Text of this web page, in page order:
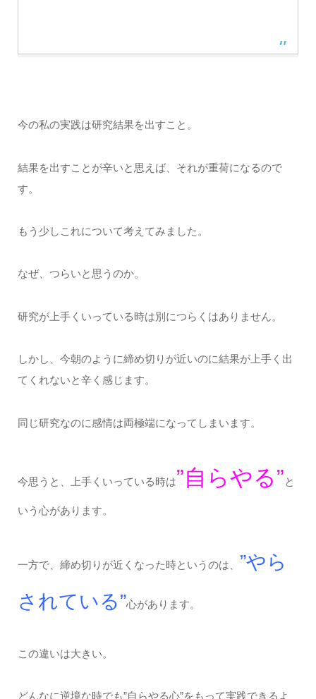
今の私の実践は研究結果を出すこと。
結果を出すことが辛いと思えば、それが重荷になるので
す。
もう少しこれについて考えてみました。
なぜ、つらいと思うのか。
研究が上手くいっている時は別につらくはありません。
しかし、今朝のように締め切りが近いのに結果が上手く出
てくれないと辛く感じます。
同じ研究なのに感情は両極端になってしまいます。
今思うと、上手くいっている時は”自らやる”と
いう心があります。
一方で、締め切りが近くなった時というのは、 ”やら
されている”心があります。
この違いは大きい。
どんなに逆境な時でも”自らやる心”をもって実践できるよ